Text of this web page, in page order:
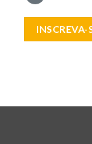
INSCREVA-